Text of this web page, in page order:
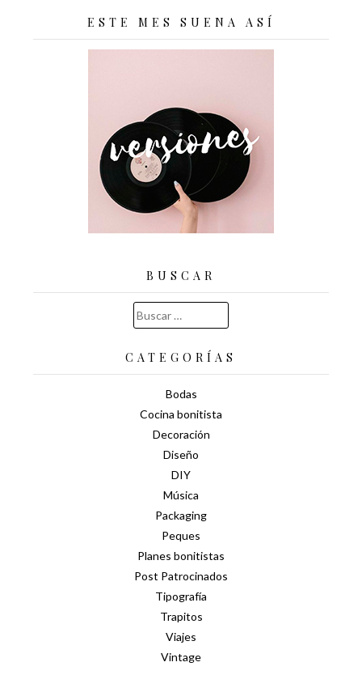
ESTE MES SUENA ASÍ
BUSCAR
Buscar:
CATEGORÍAS
Bodas
Cocina bonitista
Decoración
Diseño
DIY
Música
Packaging
Peques
Planes bonitistas
Post Patrocinados
Tipografía
Trapitos
Viajes
Vintage